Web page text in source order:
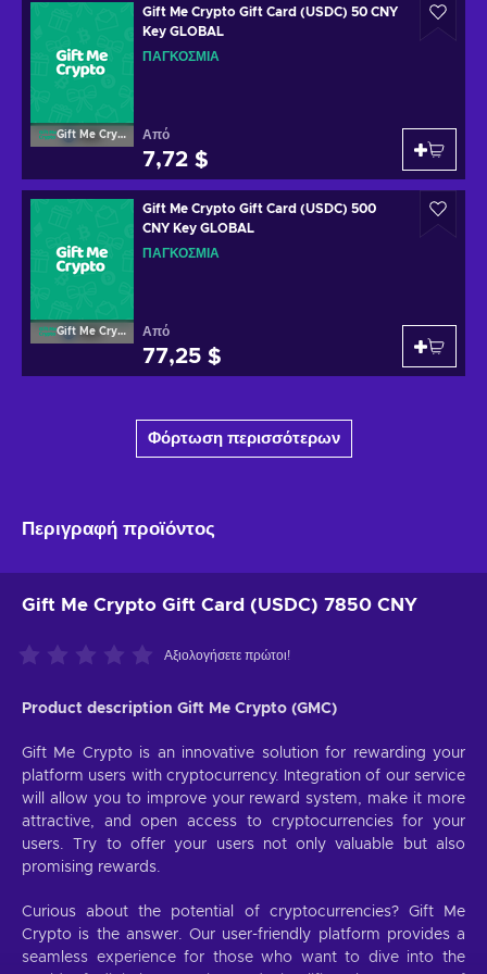
Gift Me Crypto
Gift Me Crypto Gift Card (USDC) 50 CNY
Key GLOBAL
ΠΑΓΚΌΣΜΙΑ
Από
7,72 $
Gift Me Crypto
Gift Me Crypto Gift Card (USDC) 500
CNY Key GLOBAL
ΠΑΓΚΌΣΜΙΑ
Από
77,25 $
Φόρτωση περισσότερων
Περιγραφή προϊόντος
Gift Me Crypto Gift Card (USDC) 7850 CNY
Αξιολογήσετε πρώτοι!
Product description Gift Me Crypto (GMC)
Gift Me Crypto is an innovative solution for rewarding your
platform users with cryptocurrency. Integration of our service
will allow you to improve your reward system, make it more
attractive, and open access to cryptocurrencies for your
users. Try to offer your users not only valuable but also
promising rewards.
Curious about the potential of cryptocurrencies? Gift Me
Crypto is the answer. Our user-friendly platform provides a
seamless experience for those who want to dive into the